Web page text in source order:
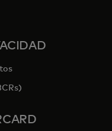
una pestaña nueva